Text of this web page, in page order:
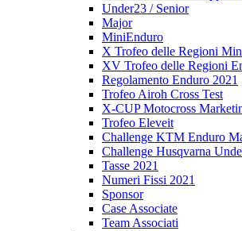
Under23 / Senior
Major
MiniEnduro
X Trofeo delle Regioni
XV Trofeo delle Regioni
Regolamento Enduro 2021
Trofeo Airoh Cross Test
X-CUP Motocross
Trofeo Eleveit
Challenge KTM Enduro
Challenge Husqvarna
Tasse 2021
Numeri Fissi 2021
Sponsor
Case Associate
Team Associati